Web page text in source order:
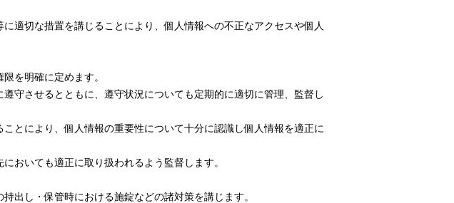
適切な措置を講じることにより、個人情報への不正なアクセスや個人
を明確に定めます。
守させるとともに、遵守状況についても定期的に適切に管理、監督し
とにより、個人情報の重要性について十分に認識し個人情報を適正に
おいても適正に取り扱われるよう監督します。
出し・保管時における施錠などの諸対策を講じます。